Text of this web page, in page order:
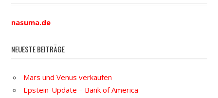
nasuma.de
NEUESTE BEITRÄGE
Mars und Venus verkaufen
Epstein-Update – Bank of America